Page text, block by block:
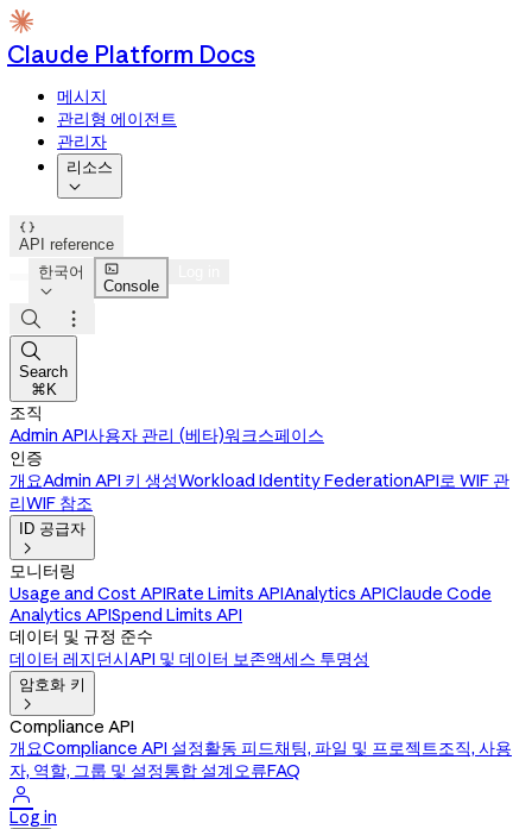
Claude Platform Docs
메시지
관리형 에이전트
관리자
리소스


API reference
한국어


Console



Search
⌘K
조직
Admin API사용자 관리 (베타)워크스페이스
인증
개요Admin API 키 생성Workload Identity FederationAPI로 WIF 관
리WIF 참조
ID 공급자

모니터링
Usage and Cost APIRate Limits APIAnalytics APIClaude Code
Analytics APISpend Limits API
데이터 및 규정 준수
데이터 레지던시API 및 데이터 보존액세스 투명성
암호화 키

Compliance API
개요Compliance API 설정활동 피드채팅, 파일 및 프로젝트조직, 사용
자, 역할, 그룹 및 설정통합 설계오류FAQ

Log in